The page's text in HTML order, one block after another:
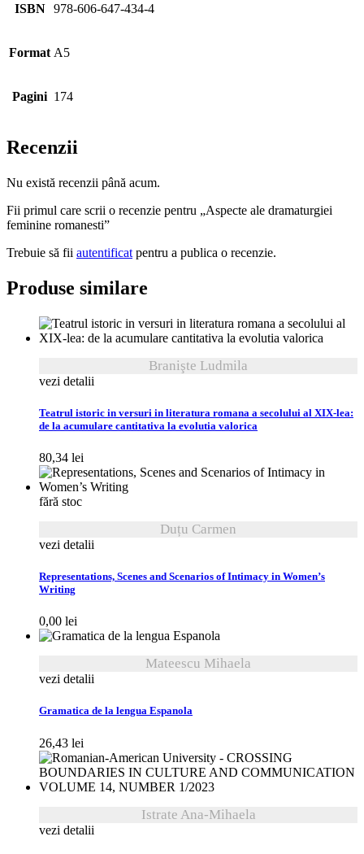
ISBN 978-606-647-434-4
Format A5
Pagini 174
Recenzii
Nu există recenzii până acum.
Fii primul care scrii o recenzie pentru „Aspecte ale dramaturgiei
feminine romanesti”
Trebuie să fii autentificat pentru a publica o recenzie.
Produse similare
Branişte Ludmila
vezi detalii
Teatrul istoric in versuri in literatura romana a secolului al XIX-lea:
de la acumulare cantitativa la evolutia valorica
80,34 lei
fără stoc
Duțu Carmen
vezi detalii
Representations, Scenes and Scenarios of Intimacy in Women’s
Writing
0,00 lei
Mateescu Mihaela
vezi detalii
Gramatica de la lengua Espanola
26,43 lei
Istrate Ana-Mihaela
vezi detalii